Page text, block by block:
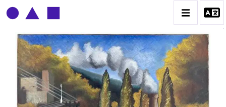
CLAUDE GROBÉTY